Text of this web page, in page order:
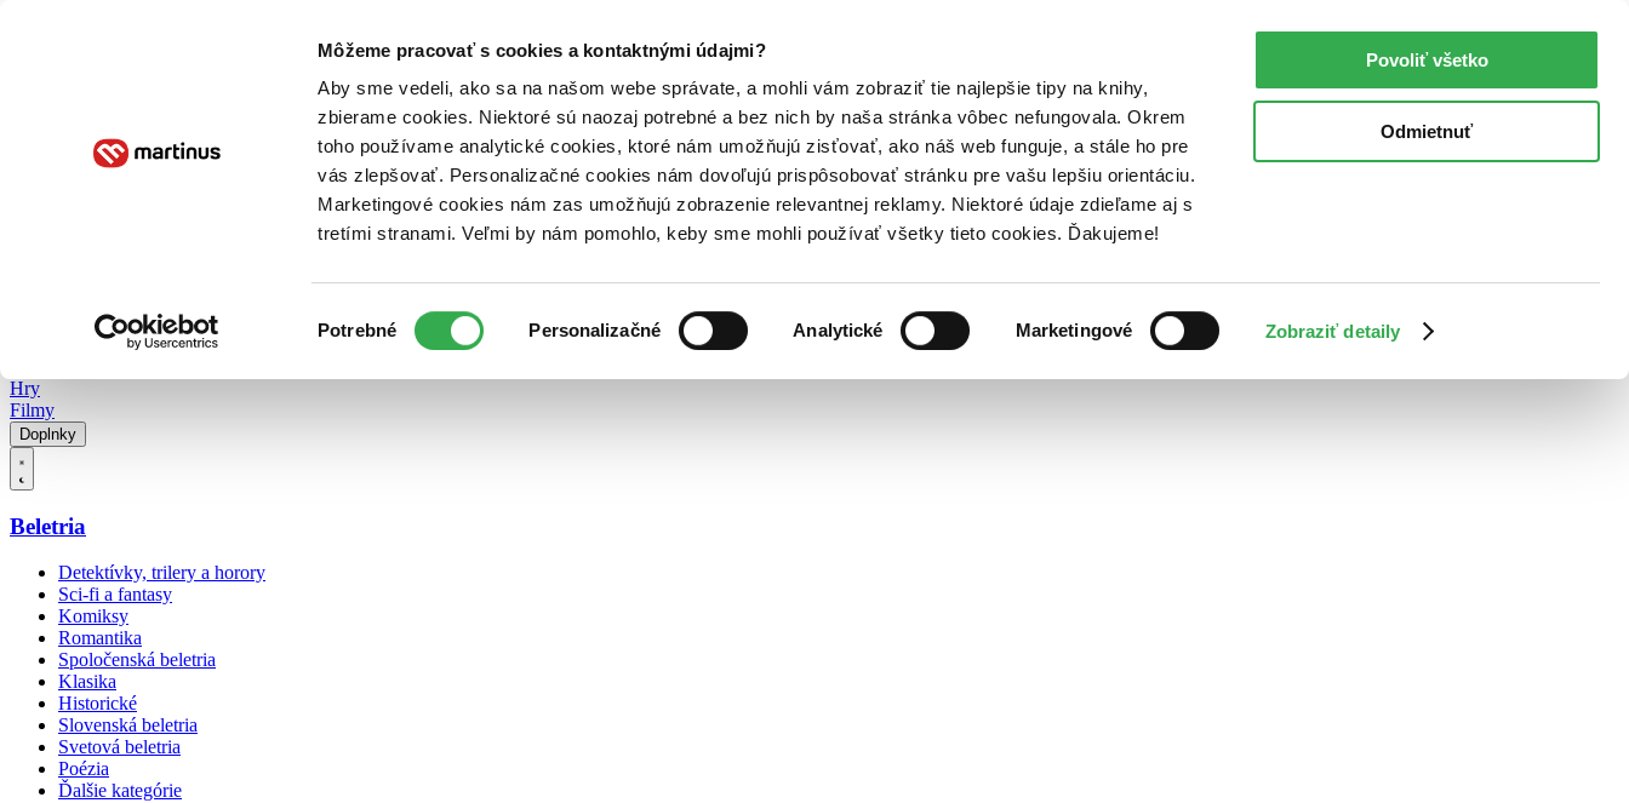
Môžeme pracovať s cookies a kontaktnými údajmi?
Aby sme vedeli, ako sa na našom webe správate, a mohli vám zobraziť tie najlepšie tipy na knihy,
zbierame cookies. Niektoré sú naozaj potrebné a bez nich by naša stránka vôbec nefungovala. Okrem
toho používame analytické cookies, ktoré nám umožňujú zisťovať, ako náš web funguje, a stále ho pre
vás zlepšovať. Personalizačné cookies nám dovoľujú prispôsobovať stránku pre vašu lepšiu orientáciu.
Marketingové cookies nám zas umožňujú zobrazenie relevantnej reklamy. Niektoré údaje zdieľame aj s
tretími stranami. Veľmi by nám pomohlo, keby sme mohli používať všetky tieto cookies. Ďakujeme!
súhlasu
Potrebné Personalizačné Analytické Marketingové Zobraziť detaily
Povoliť všetko
Odmietnuť
Poukážky Kontakt
Hry
Filmy
Doplnky
Beletria
Detektívky, trilery a horory
Sci-fi a fantasy
Komiksy
Romantika
Spoločenská beletria
Klasika
Historické
Slovenská beletria
Svetová beletria
Poézia
Ďalšie kategórie